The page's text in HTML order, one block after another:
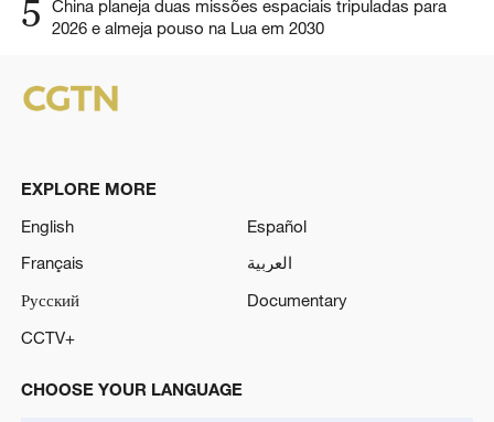
5
China planeja duas missões espaciais tripuladas para
2026 e almeja pouso na Lua em 2030
EXPLORE MORE
English
Español
Français
العربية
Русский
Documentary
CCTV+
CHOOSE YOUR LANGUAGE